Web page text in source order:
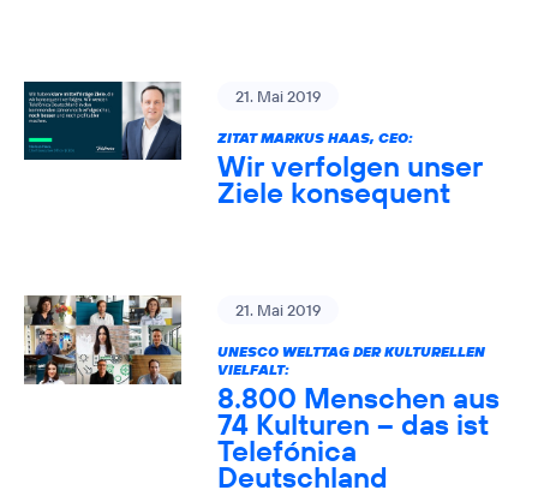
21. Mai 2019
ZITAT MARKUS HAAS, CEO:
Wir verfolgen unser
Ziele konsequent
21. Mai 2019
UNESCO WELTTAG DER KULTURELLEN
VIELFALT:
8.800 Menschen aus
74 Kulturen – das ist
Telefónica
Deutschland